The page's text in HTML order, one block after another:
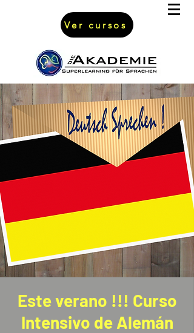
Ver cursos
Este verano !!! Curso
Intensivo de Alemán